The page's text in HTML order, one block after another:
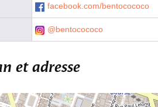
facebook.com/bentocococo
@bentocococo
et adresse